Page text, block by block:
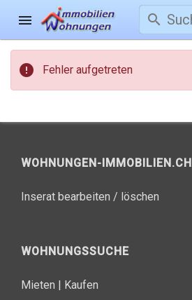
menu search
error Fehler aufgetreten
WOHNUNGEN-IMMOBILIEN.CH
Inserat bearbeiten / löschen
WOHNUNGSSUCHE
Mieten | Kaufen